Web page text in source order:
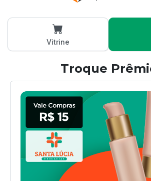
Vitrine
Troque